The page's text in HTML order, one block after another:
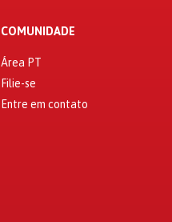
COMUNIDADE
Área PT
Filie-se
Entre em contato